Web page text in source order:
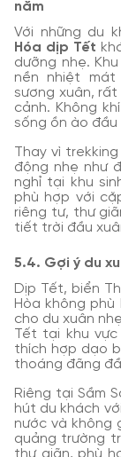
năm
Với những du
Hóa dịp Tết
dưỡng nhẹ.
nền nhiệt mát
sương xuân,
cảnh. Không
sống ồn ào đầu
Thay vì
động nhẹ như
nghỉ tại khu
phù hợp với
riêng tư, thư
tiết trời đầu
5.4. Gợi ý du
Dịp Tết, biển
Hòa không
cho du xuân
Tết tại khu
thích hợp dạo
thoáng đãng
Riêng tại Sầm
hút du khách
nước và không
quảng trường
thư giãn, phù